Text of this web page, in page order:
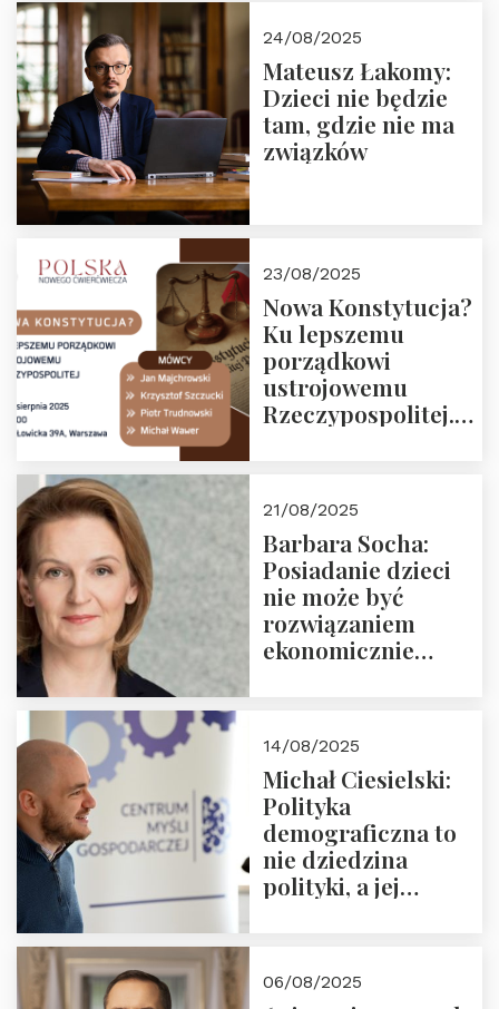
24/08/2025
Mateusz Łakomy:
Dzieci nie będzie
tam, gdzie nie ma
związków
23/08/2025
Nowa Konstytucja?
Ku lepszemu
porządkowi
ustrojowemu
Rzeczypospolitej.
Nowego
Ćwierćwiecza”
21/08/2025
Barbara Socha:
Posiadanie dzieci
nie może być
rozwiązaniem
ekonomicznie
14/08/2025
Michał Ciesielski:
Polityka
demograficzna to
nie dziedzina
polityki, a jej
06/08/2025